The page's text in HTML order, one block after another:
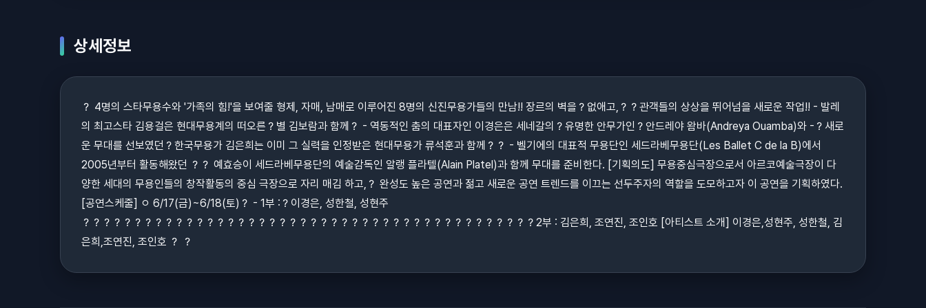
상세정보
？ 4명의 스타무용수와 '가족의 힘!'을 보여줄 형제, 자매, 남매로 이루어진 8명의 신진무용가들의 만남!! 장르의 벽을？없애고,？？관객들의 상상을 뛰어넘을 새로운 작업!! - 발레
의 최고스타 김용걸은 현대무용계의 떠오른？별 김보람과 함께？ - 역동적인 춤의 대표자인 이경은은 세네갈의？유명한 안무가인？안드레야 왐바(Andreya Ouamba)와 -？새로
운 무대를 선보였던？한국무용가 김은희는 이미 그 실력을 인정받은 현대무용가 류석훈과 함께？？ - 벨기에의 대표적 무용단인 세드라베무용단(Les Ballet C de la B)에서
2005년부터 활동해왔던 ？？ 예효승이 세드라베무용단의 예술감독인 알랭 플라텔(Alain Platel)과 함께 무대를 준비한다. [기획의도] 무용중심극장으로서 아르코예술극장이 다
양한 세대의 무용인들의 창작활동의 중심 극장으로 자리 매김 하고,？ 완성도 높은 공연과 젊고 새로운 공연 트렌드를 이끄는 선두주자의 역할을 도모하고자 이 공연을 기획하였다.
[공연스케줄] ㅇ 6/17(금)~6/18(토)？ - 1부 :？이경은, 성한철, 성현주
？？？？？？？？？？？？？？？？？？？？？？？？？？？？？？？？？？？？？？？？？？？？2부 : 김은희, 조연진, 조인호 [아티스트 소개] 이경은,성현주, 성한철, 김
은희,조연진, 조인호 ？ ？